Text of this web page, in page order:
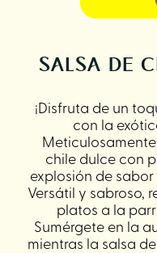
SALSA DE
¡Disfruta de un
con la
chile dulce con
explosión de
Versátil y sabroso,
platos a la
Sumérgete en la
mientras la salsa